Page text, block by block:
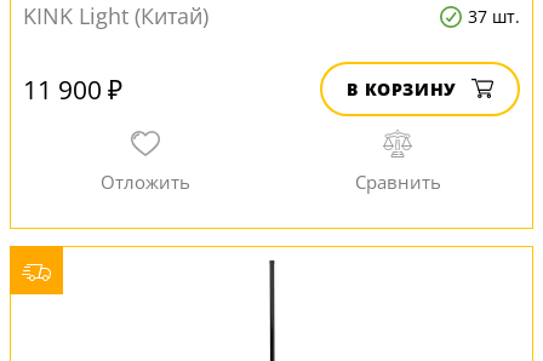
KINK Light (Китай) 37 шт.
11 900 ₽ В КОРЗИНУ